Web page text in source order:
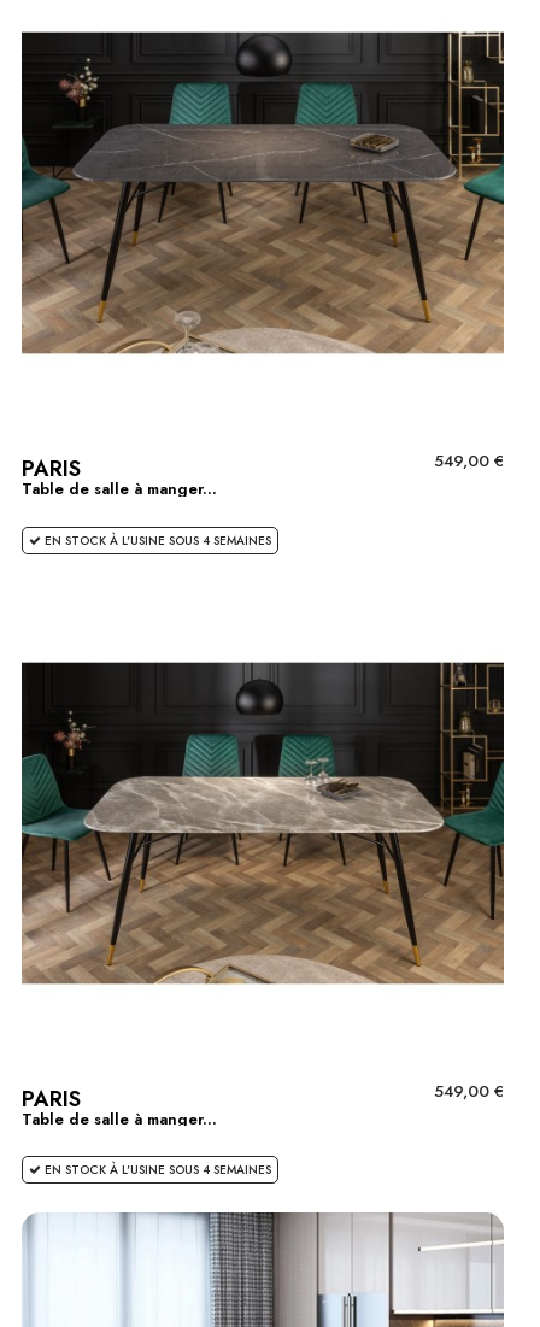
PARIS
Table de salle à manger...
549,00 €
EN STOCK À L'USINE SOUS 4 SEMAINES
PARIS
Table de salle à manger...
549,00 €
EN STOCK À L'USINE SOUS 4 SEMAINES